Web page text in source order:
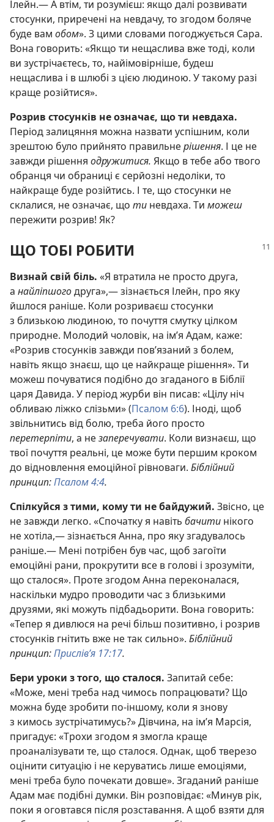
Ілейн.— А втім, ти розумієш: якщо далі розвивати
стосунки, приречені на невдачу, то згодом боляче
буде вам обом». З цими словами погоджується Сара.
Вона говорить: «Якщо ти нещаслива вже тоді, коли
ви зустрічаєтесь, то, найімовірніше, будеш
нещаслива і в шлюбі з цією людиною. У такому разі
краще розійтися».
Розрив стосунків не означає, що ти невдаха.
Період залицяння можна назвати успішним, коли
зрештою було прийнято правильне рішення. І це не
завжди рішення одружитися. Якщо в тебе або твого
обранця чи обраниці є серйозні недоліки, то
найкраще буде розійтись. І те, що стосунки не
склалися, не означає, що ти невдаха. Ти можеш
пережити розрив! Як?
ЩО ТОБІ РОБИТИ
Визнай свій біль. «Я втратила не просто друга,
а найліпшогодруга»,— зізнається Ілейн, про яку
йшлося раніше. Коли розриваєш стосунки
з близькою людиною, то почуття смутку цілком
природне. Молодий чоловік, на ім’я Адам, каже:
«Розрив стосунків завжди пов’язаний з болем,
навіть якщо знаєш, що це найкраще рішення». Ти
можеш почуватися подібно до згаданого в Біблії
царя Давида. У період журби він писав: «Цілу ніч
обливаю ліжко слізьми» (Псалом 6:6). Іноді, щоб
звільнитись від болю, треба його просто
перетерпіти, а не заперечувати. Коли визнаєш, що
твої почуття реальні, це може бути першим кроком
до відновлення емоційної рівноваги. Біблійний
принцип:Псалом 4:4.
Спілкуйся з тими, кому ти не байдужий. Звісно, це
не завжди легко. «Спочатку я навіть бачити нікого
не хотіла,— зізнається Анна, про яку згадувалось
раніше.— Мені потрібен був час, щоб загоїти
емоційні рани, прокрутити все в голові і зрозуміти,
що сталося». Проте згодом Анна переконалася,
наскільки мудро проводити час з близькими
друзями, які можуть підбадьорити. Вона говорить:
«Тепер я дивлюся на речі більш позитивно, і розрив
стосунків гнітить вже не так сильно». Біблійний
принцип:Прислів’я 17:17.
Бери уроки з того, що сталося. Запитай себе:
«Може, мені треба над чимось попрацювати? Що
можна буде зробити по-іншому, коли я знову
з кимось зустрічатимусь?» Дівчина, на ім’я Марсія,
пригадує: «Трохи згодом я змогла краще
проаналізувати те, що сталося. Однак, щоб тверезо
оцінити ситуацію і не керуватись лише емоціями,
мені треба було почекати довше». Згаданий раніше
Адам має подібні думки. Він розповідає: «Минув рік,
поки я оговтався після розставання. А щоб взяти для